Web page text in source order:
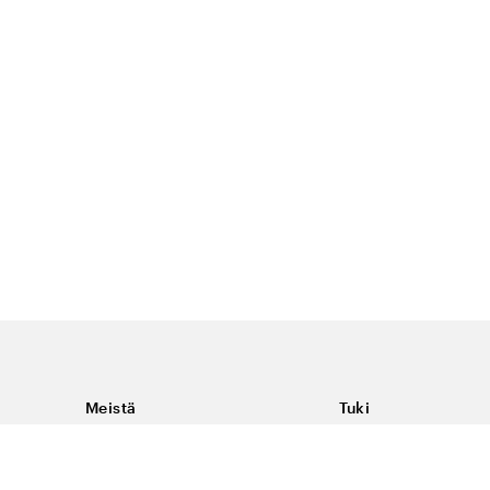
Meistä Tuki